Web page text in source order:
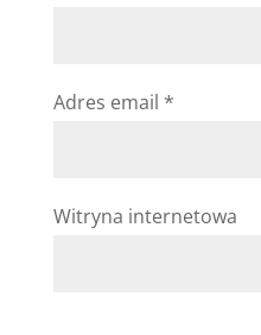
Adres email *
Witryna internetowa